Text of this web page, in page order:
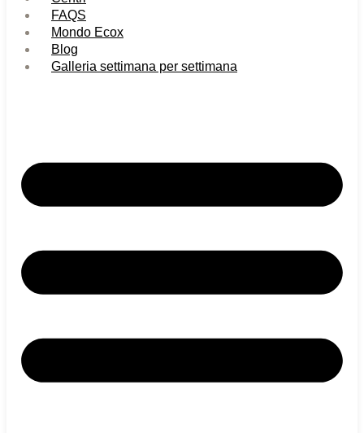
FAQS
Mondo Ecox
Blog
Galleria settimana per settimana